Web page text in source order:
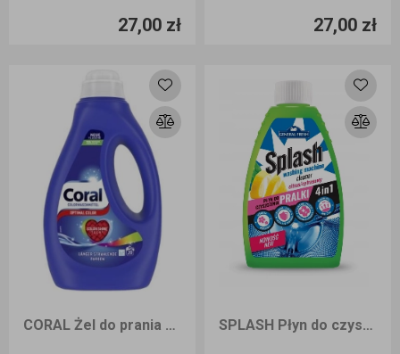
27,00 zł 27,00 zł
CORAL Żel do prania OPTIMAL COLOR 20prań 1L SPLASH Płyn do czyszczenia pralki 4 w 1 cytrusowy 250ml